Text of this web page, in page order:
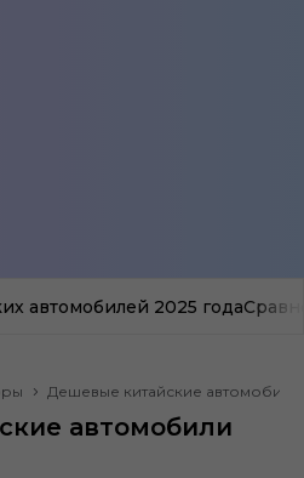
автомобилей 2025 года
Дешевые китайские автомобили
автомобили